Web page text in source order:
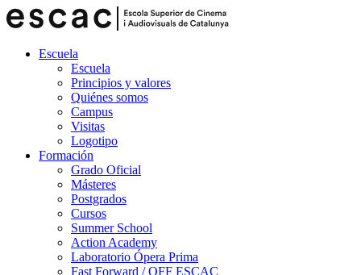
Escuela
Escuela
Principios y valores
Quiénes somos
Campus
Visitas
Logotipo
Formación
Grado Oficial
Másteres
Postgrados
Cursos
Summer School
Action Academy
Laboratorio Ópera Prima
Fast Forward / OFF ESCAC